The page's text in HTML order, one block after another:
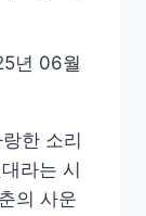
년 06월
한 소리
라는 시
의 사운